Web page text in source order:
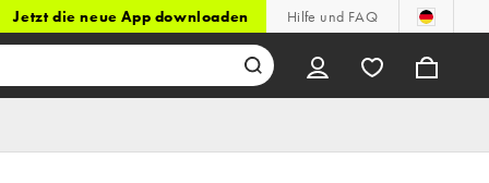
Jetzt die neue App downloaden Hilfe und FAQ